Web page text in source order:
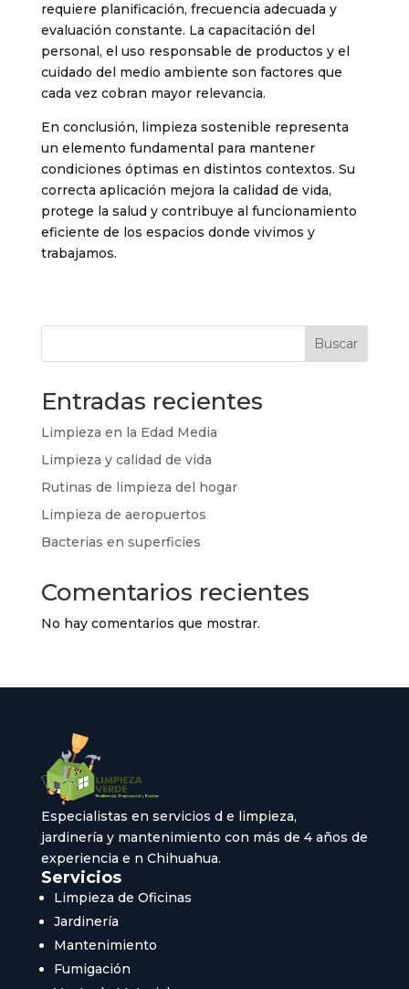
requiere planificación, frecuencia adecuada y
evaluación constante. La capacitación del
personal, el uso responsable de productos y el
cuidado del medio ambiente son factores que
cada vez cobran mayor relevancia.
En conclusión, limpieza sostenible representa
un elemento fundamental para mantener
condiciones óptimas en distintos contextos. Su
correcta aplicación mejora la calidad de vida,
protege la salud y contribuye al funcionamiento
eficiente de los espacios donde vivimos y
trabajamos.
Buscar
Entradas recientes
Limpieza en la Edad Media
Limpieza y calidad de vida
Rutinas de limpieza del hogar
Limpieza de aeropuertos
Bacterias en superficies
Comentarios recientes
No hay comentarios que mostrar.
Especialistas en servicios d e limpieza,
jardinería y mantenimiento con más de 4 años de
experiencia e n Chihuahua.
Servicios
Limpieza de Oficinas
Jardinería
Mantenimiento
Fumigación